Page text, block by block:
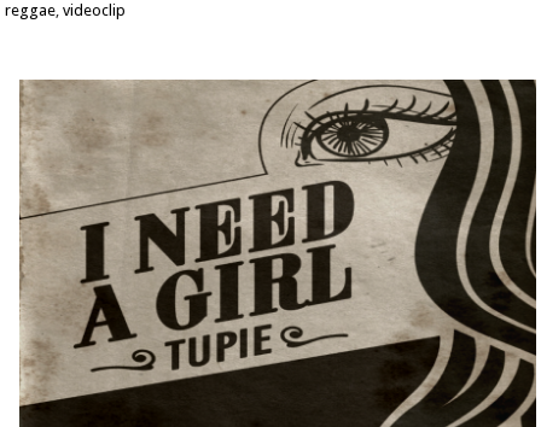
reggae,videoclip